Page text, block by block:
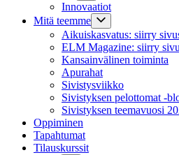
Innovaatiot
Mitä teemme
Aikuiskasvatus: siirry
ELM Magazine: siirry
Kansainvälinen toiminta
Apurahat
Sivistysviikko
Sivistyksen pelottomat -
Sivistyksen teemavuosi
Oppiminen
Tapahtumat
Tilauskurssit